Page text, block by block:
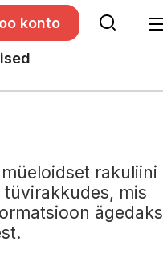
konto
rakuliini
mis
ägedaks